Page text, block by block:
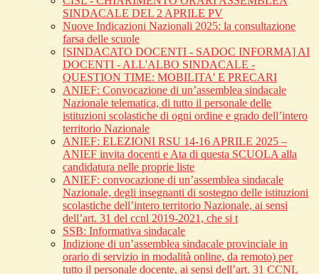
SINDACALE DEL 2 APRILE PV
Nuove Indicazioni Nazionali 2025: la consultazione
farsa delle scuole
[SINDACATO DOCENTI - SADOC INFORMA] AI
DOCENTI - ALL'ALBO SINDACALE -
QUESTION TIME: MOBILITA' E PRECARI
ANIEF: Convocazione di un’assemblea sindacale
Nazionale telematica, di tutto il personale delle
istituzioni scolastiche di ogni ordine e grado dell’intero
territorio Nazionale
ANIEF: ELEZIONI RSU 14-16 APRILE 2025 –
ANIEF invita docenti e Ata di questa SCUOLA alla
candidatura nelle proprie liste
ANIEF: convocazione di un’assemblea sindacale
Nazionale, degli insegnanti di sostegno delle istituzioni
scolastiche dell’intero territorio Nazionale, ai sensi
dell’art. 31 del ccnl 2019-2021, che si t
SSB: Informativa sindacale
Indizione di un’assemblea sindacale provinciale in
orario di servizio in modalità online, da remoto) per
tutto il personale docente, ai sensi dell’art. 31 CCNL